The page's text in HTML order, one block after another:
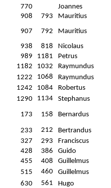
770
Joannes
908
793 Mauritius
907
792 Mauritius
938
818 Nicolaus
989
1181
Petrus
1182
1032 Raymundus
1222
1068 Raymundus
1242
1084 Robertus
1290
1134 Stephanus
173
158 Bernardus
233 212 Bertrandus
327
293
Franciscus
428
386
Guido
455
408
Guillelmus
515
460 Guillelmus
630
561 Hugo